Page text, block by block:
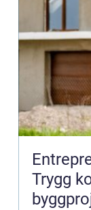
Trygg